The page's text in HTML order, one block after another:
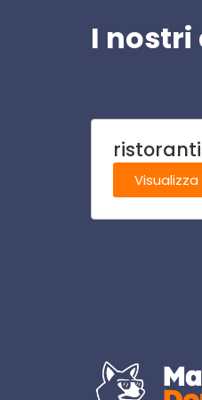
I